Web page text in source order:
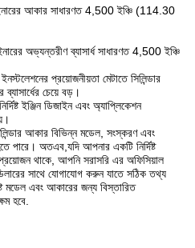
আকার সাধারণত 4,500 ইঞ্চি (114.30
অভ্যন্তরীণ ব্যাসার্ধ সাধারণত 4,500 ইঞ্চি
প্রয়োজনীয়তা মেটাতে সিলিন্ডার
ব্যাসার্ধের চেয়ে বড়।
ইঞ্জিন ডিজাইন এবং অ্যাপ্লিকেশন
আকার বিভিন্ন মডেল, সংস্করণ এবং
পারে। অতএব,যদি আপনার একটি নির্দিষ্ট
থাকে, আপনি সরাসরি এর অফিসিয়াল
সাথে যোগাযোগ করুন যাতে সঠিক তথ্য
মডেল এবং আকারের জন্য বিস্তারিত
হবে.